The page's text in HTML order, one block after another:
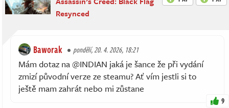
Resynced
Baworak pondělí, 20. 4. 2026, 18:21
Mám dotaz na @INDIAN jaká je šance že při vydání
zmizí původní verze ze steamu? Ať vím jestli si to
ještě mam zahrát nebo mi zůstane
9